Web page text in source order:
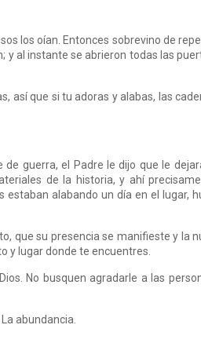
los oían. Entonces sobrevino de
y al instante se abrieron todas las
así que si tu adoras y alabas, las
guerra, el Padre le dijo que le
de la historia, y ahí
alabando un día en el lugar,
que su presencia se manifieste y la
y lugar donde te encuentres.
No busquen agradarle a las
abundancia.